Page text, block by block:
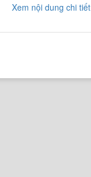
Xem nội dung chi tiết